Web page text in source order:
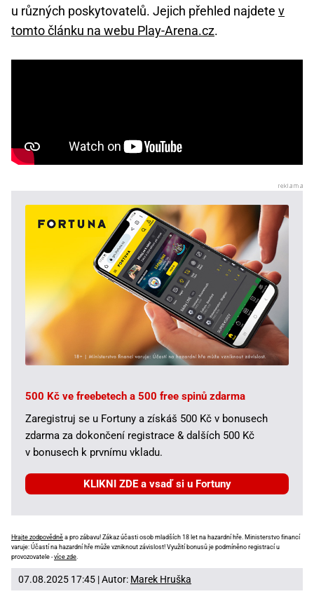
u různých poskytovatelů. Jejich přehled najdete v
tomto článku na webu Play-Arena.cz.
500 Kč ve freebetech a 500 free spinů zdarma
Zaregistruj se u Fortuny a získáš 500 Kč v bonusech
zdarma za dokončení registrace & dalších 500 Kč
v bonusech k prvnímu vkladu.
KLIKNI ZDE a vsaď si u Fortuny
Hrajte zodpovědně a pro zábavu! Zákaz účasti osob mladších 18 let na hazardní hře. Ministerstvo financí
varuje: Účastí na hazardní hře může vzniknout závislost! Využití bonusů je podmíněno registrací u
provozovatele -více zde.
07.08.2025 17:45 | Autor: Marek Hruška